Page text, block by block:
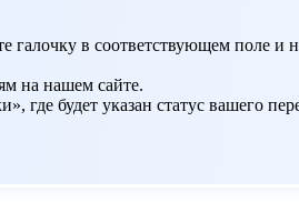
галочку в соответствующем поле и
на нашем сайте.
где будет указан статус вашего